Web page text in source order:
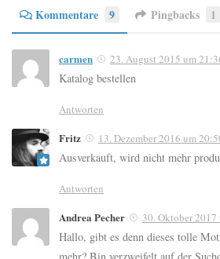
Kommentare 9 Pingbacks 1
carmen 23. August 2015 um
Katalog bestellen
Antworten
Fritz 13. Dezember 2016 um
Ausverkauft, wird nicht mehr
Antworten
Andrea Pecher 30. Oktober
Hallo, gibt es denn dieses tolle